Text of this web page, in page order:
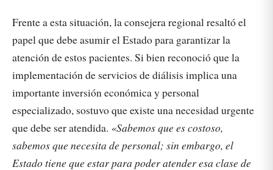
Frente a esta situación, la consejera regional resaltó el
papel que debe asumir el Estado para garantizar la
atención de estos pacientes. Si bien reconoció que la
implementación de servicios de diálisis implica una
importante inversión económica y personal
especializado, sostuvo que existe una necesidad urgente
que debe ser atendida. «Sabemos que es costoso,
sabemos que necesita de personal; sin embargo, el
Estado tiene que estar para poder atender esa clase de